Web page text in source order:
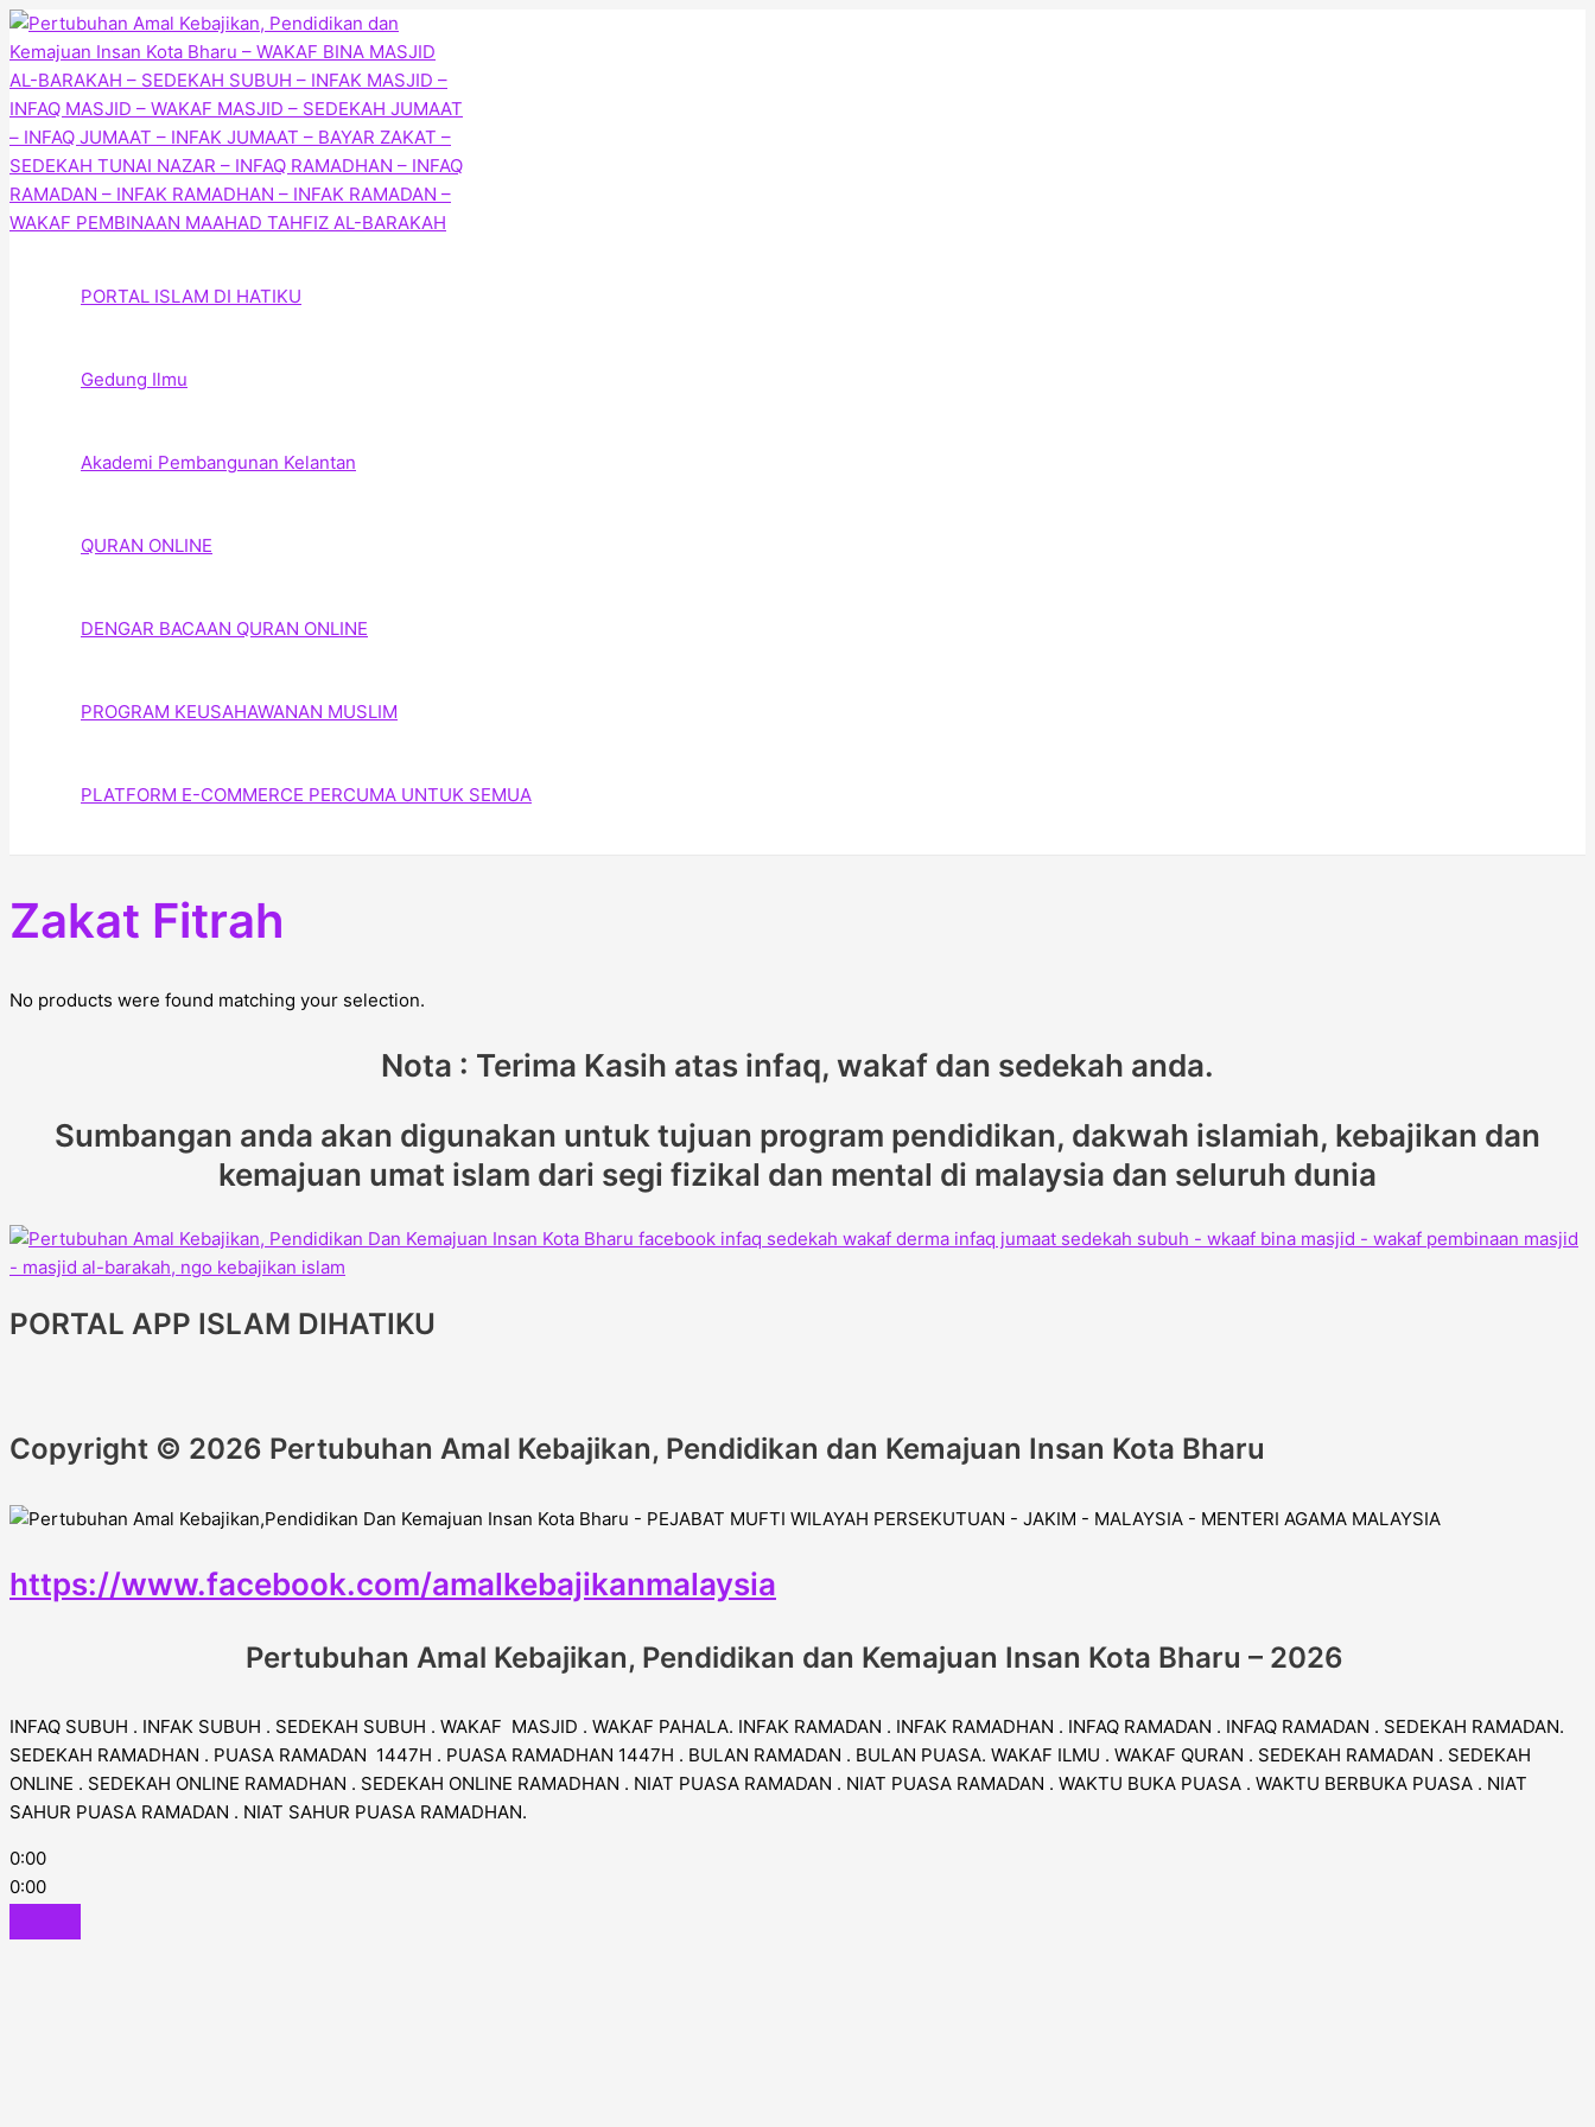
Skip
to
content
PORTAL ISLAM DI HATIKU
Gedung Ilmu
Akademi Pembangunan Kelantan
QURAN ONLINE
DENGAR BACAAN QURAN ONLINE
PROGRAM KEUSAHAWANAN MUSLIM
PLATFORM E-COMMERCE PERCUMA UNTUK SEMUA
Zakat Fitrah
No products were found matching your selection.
Nota : Terima Kasih atas infaq, wakaf dan sedekah anda.
Sumbangan anda akan digunakan untuk tujuan program pendidikan, dakwah islamiah, kebajikan dan
kemajuan umat islam dari segi fizikal dan mental di malaysia dan seluruh dunia
PORTAL APP ISLAM DIHATIKU
Copyright © 2026 Pertubuhan Amal Kebajikan, Pendidikan dan Kemajuan Insan Kota Bharu
https://www.facebook.com/amalkebajikanmalaysia
Pertubuhan Amal Kebajikan, Pendidikan dan Kemajuan Insan Kota Bharu – 2026
INFAQ SUBUH . INFAK SUBUH . SEDEKAH SUBUH . WAKAF MASJID . WAKAF PAHALA. INFAK RAMADAN . INFAK RAMADHAN . INFAQ RAMADAN . INFAQ RAMADAN . SEDEKAH RAMADAN.
SEDEKAH RAMADHAN . PUASA RAMADAN 1447H . PUASA RAMADHAN 1447H . BULAN RAMADAN . BULAN PUASA. WAKAF ILMU . WAKAF QURAN . SEDEKAH RAMADAN . SEDEKAH
ONLINE . SEDEKAH ONLINE RAMADHAN . SEDEKAH ONLINE RAMADHAN . NIAT PUASA RAMADAN . NIAT PUASA RAMADAN . WAKTU BUKA PUASA . WAKTU BERBUKA PUASA . NIAT
SAHUR PUASA RAMADAN . NIAT SAHUR PUASA RAMADHAN.
0:00
0:00